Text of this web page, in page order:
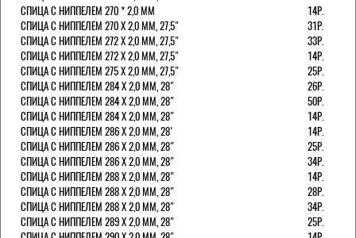
СПИЦА С НИППЕЛЕМ 270 * 2,0 ММ
14Р.
СПИЦА С НИППЕЛЕМ 270 Х 2,0 ММ, 27,5"
31Р.
СПИЦА С НИППЕЛЕМ 272 Х 2,0 ММ, 27,5"
33Р.
СПИЦА С НИППЕЛЕМ 272 Х 2,0 ММ, 27,5"
14Р.
СПИЦА С НИППЕЛЕМ 275 Х 2,0 ММ, 27,5"
25Р.
СПИЦА С НИППЕЛЕМ 284 Х 2,0 ММ, 28"
26Р.
СПИЦА С НИППЕЛЕМ 284 Х 2,0 ММ, 28"
50Р.
СПИЦА С НИППЕЛЕМ 284 Х 2,0 ММ, 28"
14Р.
СПИЦА С НИППЕЛЕМ 286 Х 2,0 ММ, 28'
14Р.
СПИЦА С НИППЕЛЕМ 286 Х 2,0 ММ, 28"
25Р.
СПИЦА С НИППЕЛЕМ 286 Х 2,0 ММ, 28"
34Р.
СПИЦА С НИППЕЛЕМ 288 Х 2,0 ММ, 28"
14Р.
СПИЦА С НИППЕЛЕМ 288 Х 2,0 ММ, 28"
28Р.
СПИЦА С НИППЕЛЕМ 288 Х 2,0 ММ, 28"
34Р.
СПИЦА С НИППЕЛЕМ 289 Х 2,0 ММ, 28"
25Р.